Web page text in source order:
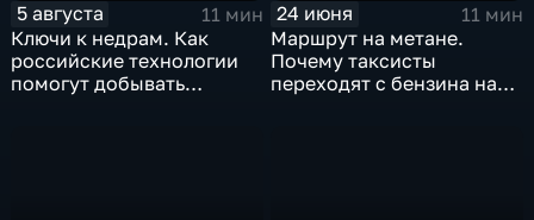
5 августа
11 мин
Ключи к недрам. Как
российские технологии
помогут добывать
24 июня
11 мин
Маршрут на метане.
Почему таксисты
переходят с бензина на